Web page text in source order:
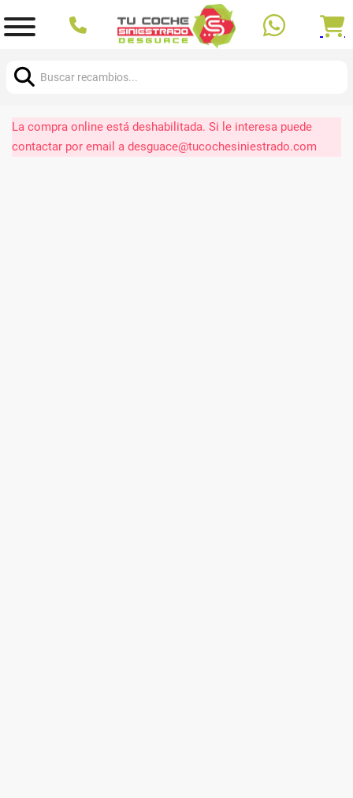
La compra online está deshabilitada. Si le interesa puede
contactar por email a desguace@tucochesiniestrado.com